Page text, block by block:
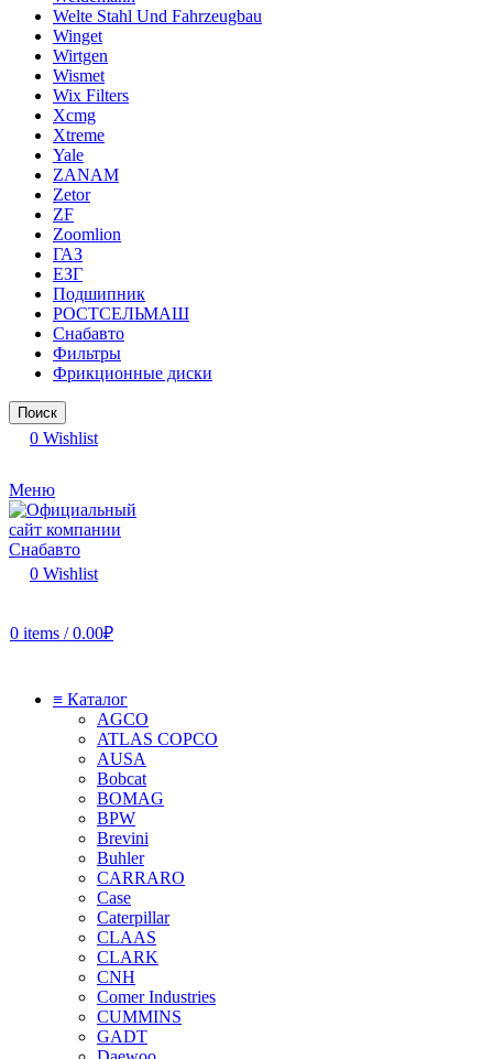
Welte Stahl Und Fahrzeugbau
Winget
Wirtgen
Wismet
Wix Filters
Xcmg
Xtreme
Yale
ZANAM
Zetor
ZF
Zoomlion
ГАЗ
ЕЗГ
Подшипник
РОСТСЕЛЬМАШ
Снабавто
Фильтры
Фрикционные диски
Поиск
0 Wishlist
Меню
0 Wishlist
0 items / 0.00₽
≡ Каталог
AGCO
ATLAS COPCO
AUSA
Bobcat
BOMAG
BPW
Brevini
Buhler
CARRARO
Case
Caterpillar
CLAAS
CLARK
CNH
Comer Industries
CUMMINS
GADT